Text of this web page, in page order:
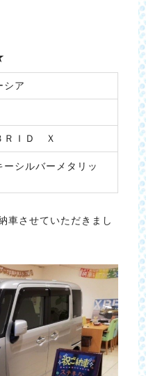
シア
ＲＩＤ Ｘ
ーシルバーメタリッ
車させていただきまし